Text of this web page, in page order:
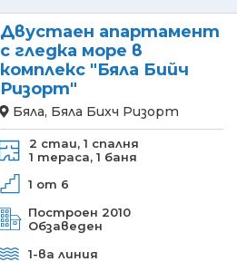
Двустаен апартамент
с гледка море в
комплекс "Бяла Бийч
Ризорт"
Бяла, Бяла Биxч Ризорт
2 стаи, 1 спалня
1 тераса, 1 баня
1 от 6
Построен 2010
Обзаведен
1-ва линия